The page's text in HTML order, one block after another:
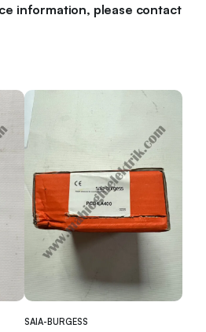
information, please contact
SAIA-BURGESS